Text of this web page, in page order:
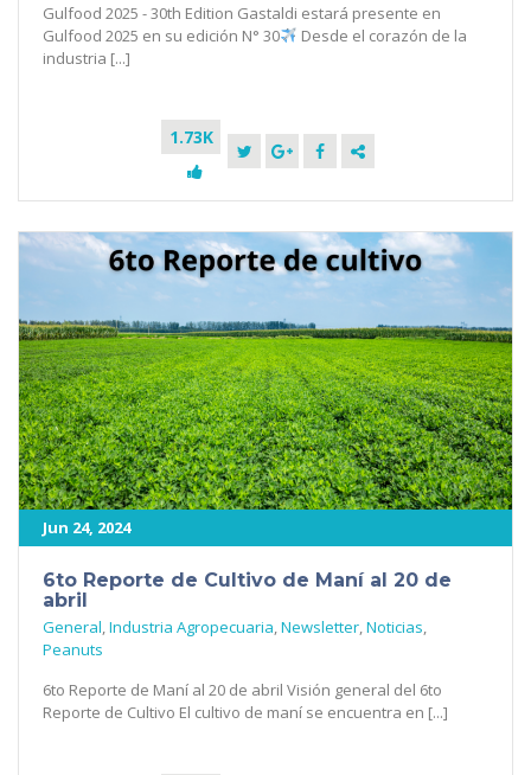
Gulfood 2025 - 30th Edition Gastaldi estará presente en
Gulfood 2025 en su edición N° 30
Desde el corazón de la
industria [...]
1.73K
Jun 24, 2024
6to Reporte de Cultivo de Maní al 20 de
abril
General,Industria Agropecuaria,Newsletter,Noticias,
Peanuts
6to Reporte de Maní al 20 de abril Visión general del 6to
Reporte de Cultivo El cultivo de maní se encuentra en [...]